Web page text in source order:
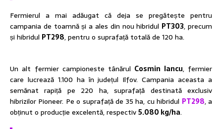
Fermierul a mai adăugat că deja se pregătește pentru
campania de toamnă și a ales din nou hibridul PT303, precum
și hibridul PT298, pentru o suprafață totală de 120 ha.
Un alt fermier campioneste tânărul Cosmin Iancu, fermier
care lucrează 1.100 ha în județul Ilfov. Campania aceasta a
semănat rapiță pe 220 ha, suprafață destinată exclusiv
hibrizilor Pioneer. Pe o suprafață de 35 ha, cu hibridul PT298, a
obținut o producție excelentă, respectiv5.080 kg/ha.